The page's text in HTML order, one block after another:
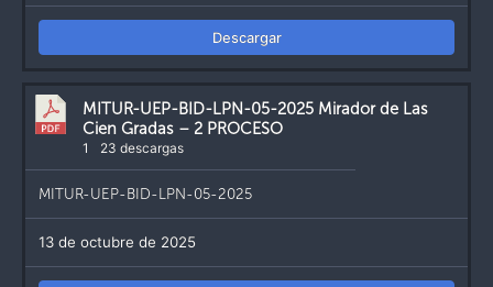
Descargar
MITUR-UEP-BID-LPN-05-2025 Mirador de Las
Cien Gradas – 2 PROCESO
1 23 descargas
MITUR-UEP-BID-LPN-05-2025
13 de octubre de 2025